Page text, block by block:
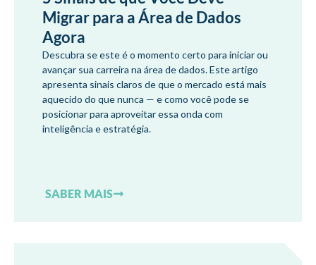
Migrar para a Área de Dados
Agora
Descubra se este é o momento certo para iniciar ou
avançar sua carreira na área de dados. Este artigo
apresenta sinais claros de que o mercado está mais
aquecido do que nunca — e como você pode se
posicionar para aproveitar essa onda com
inteligência e estratégia.
SABER MAIS